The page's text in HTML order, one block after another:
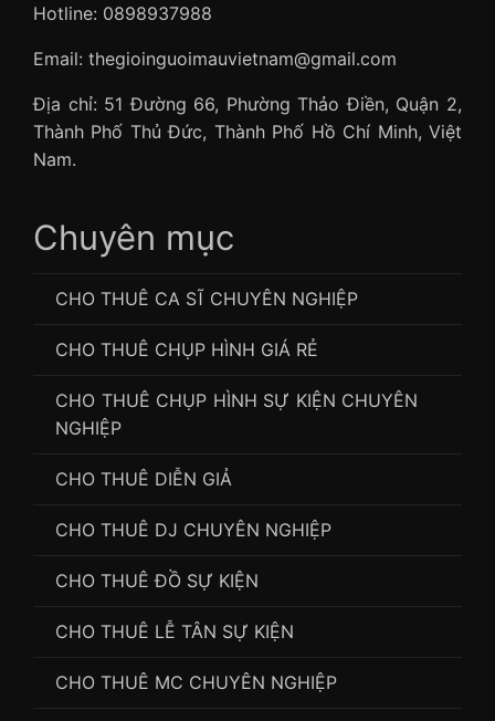
Hotline: 0898937988
Email: thegioinguoimauvietnam@gmail.com
Địa chỉ: 51 Đường 66, Phường Thảo Điền, Quận 2,
Thành Phố Thủ Đức, Thành Phố Hồ Chí Minh, Việt
Nam.
Chuyên mục
CHO THUÊ CA SĨ CHUYÊN NGHIỆP
CHO THUÊ CHỤP HÌNH GIÁ RẺ
CHO THUÊ CHỤP HÌNH SỰ KIỆN CHUYÊN
NGHIỆP
CHO THUÊ DIỄN GIẢ
CHO THUÊ DJ CHUYÊN NGHIỆP
CHO THUÊ ĐỒ SỰ KIỆN
CHO THUÊ LỄ TÂN SỰ KIỆN
CHO THUÊ MC CHUYÊN NGHIỆP